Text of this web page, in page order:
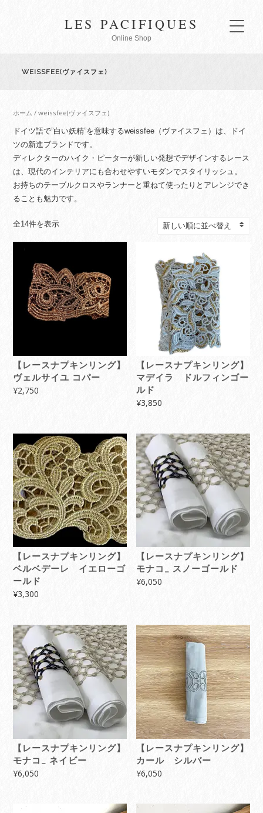
LES PACIFIQUES
Online Shop
WEISSFEE(ヴァイスフェ)
ホーム / weissfee(ヴァイスフェ)
ドイツ語で”白い妖精”を意味するweissfee（ヴァイスフェ）は、ドイ
ツの新進ブランドです。
ディレクターのハイク・ピーターが新しい発想でデザインするレース
は、現代のインテリアにも合わせやすいモダンでスタイリッシュ。
お持ちのテーブルクロスやランナーと重ねて使ったりとアレンジでき
ることも魅力です。
全14件を表示新
【レースナプキンリング】
ヴェルサイユ コパー
¥2,750
【レースナプキンリング】
マデイラ ドルフィンゴー
ルド
¥3,850
【レースナプキンリング】
ベルベデーレ イエローゴ
ールド
¥3,300
【レースナプキンリング】
モナコ_ スノーゴールド
¥6,050
【レースナプキンリング】
モナコ_ ネイビー
¥6,050
【レースナプキンリング】
カール シルバー
¥6,050